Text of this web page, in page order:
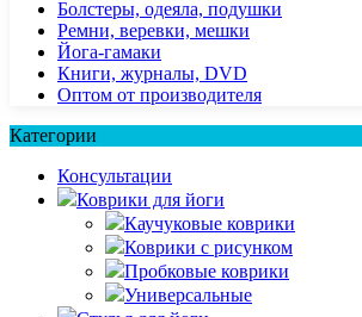
Болстеры, одеяла, подушки
Ремни, веревки, мешки
Йога-гамаки
Книги, журналы, DVD
Оптом от производителя
Категории
Консультации
Коврики для йоги
Каучуковые коврики
Коврики с рисунком
Пробковые коврики
Универсальные